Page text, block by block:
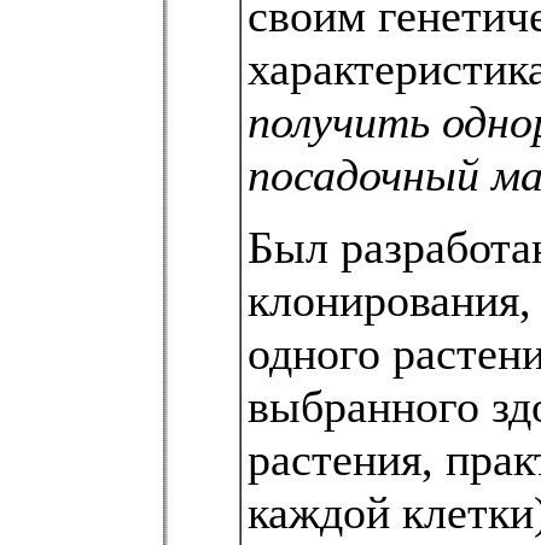
своим
получить
посадочный
Был
клонирования,
одного
выбранного
растения,
каждой